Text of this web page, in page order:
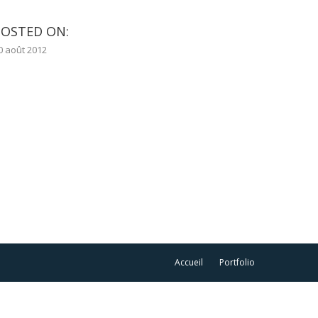
ON:
août 2012
Accueil Portfolio